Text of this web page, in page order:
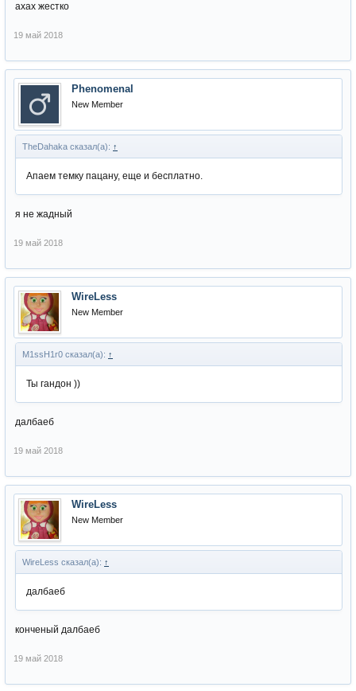
ахах жестко
19 май 2018
Phenomenal
New Member
TheDahaka сказал(а): ↑
Апаем темку пацану, еще и бесплатно.
я не жадный
19 май 2018
WireLess
New Member
M1ssH1r0 сказал(а): ↑
Ты гандон ))
далбаеб
19 май 2018
WireLess
New Member
WireLess сказал(а): ↑
далбаеб
конченый далбаеб
19 май 2018